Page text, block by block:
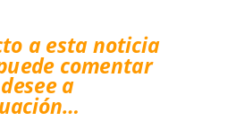
a esta noticia
comentar
a